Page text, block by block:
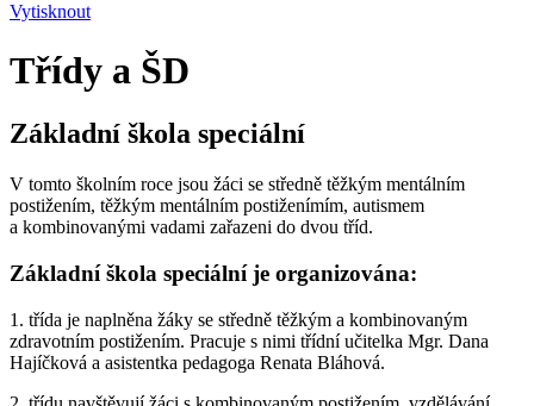
Vytisknout
Třídy a ŠD
Základní škola speciální
V tomto školním roce jsou žáci se středně těžkým mentálním
postižením, těžkým mentálním postiženímím, autismem
a kombinovanými vadami zařazeni do dvou tříd.
Základní škola speciální je organizována:
1. třída je naplněna žáky se středně těžkým a kombinovaným
zdravotním postižením. Pracuje s nimi třídní učitelka Mgr. Dana
Hajíčková a asistentka pedagoga Renata Bláhová.